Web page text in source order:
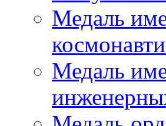
Медаль
Медаль